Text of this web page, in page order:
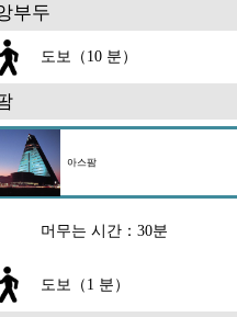
부두
도보（10 분）
아스팜
머무는 시간：30분
도보（1 분）